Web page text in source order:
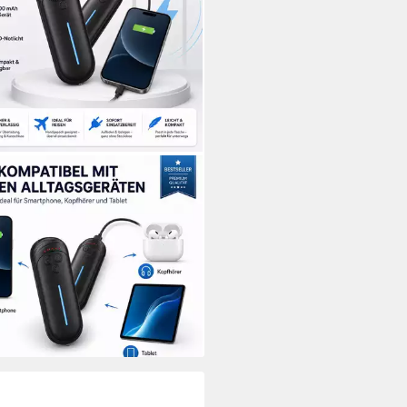
2er Mini Powerbank
mit LED-Notlicht, tragbar
Powerbank AA 3000
(12 V, 2 St), 12 Stunden
€
UVP 59,99 €
- in 3-4 Werktagen bei dir